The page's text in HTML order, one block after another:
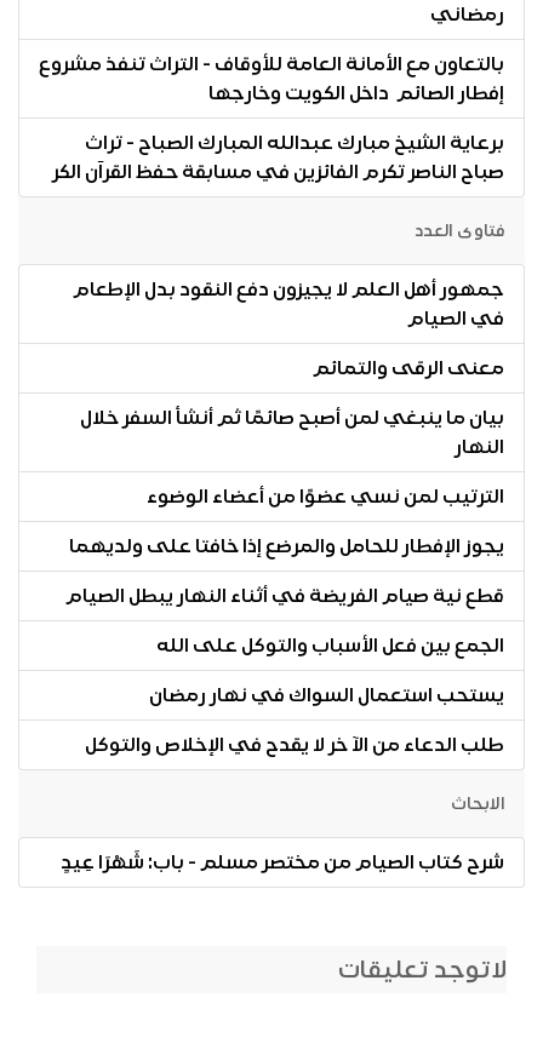
رمضاني
بالتعاون مع الأمانة العامة للأوقاف - التراث تنفذ مشروع
إفطار الصائم داخل الكويت وخارجها
برعاية الشيخ مبارك عبدالله المبارك الصباح - تراث
صباح الناصر تكرم الفائزين في مسابقة حفظ القرآن الكر
فتاوى العدد
جمهور أهل العلم لا يجيزون دفع النقود بدل الإطعام
في الصيام
معنى الرقى والتمائم
بيان ما ينبغي لمن أصبح صائمًا ثم أنشأ السفر خلال
النهار
الترتيب لمن نسي عضوًا من أعضاء الوضوء
يجوز الإفطار للحامل والمرضع إذا خافتا على ولديهما
قطع نية صيام الفريضة في أثناء النهار يبطل الصيام
الجمع بين فعل الأسباب والتوكل على الله
يستحب استعمال السواك في نهار رمضان
طلب الدعاء من الآ خر لا يقدح في الإخلاص والتوكل
الابحاث
شرح كتاب الصيام من مختصر مسلم - باب: شَهْرَا عِيدٍ
لاتوجد تعليقات